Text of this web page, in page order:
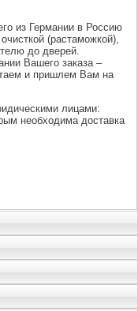
из Германии в Россию
(растаможкой),
до дверей.
Вашего заказа –
и пришлем Вам на
лицами:
необходима доставка